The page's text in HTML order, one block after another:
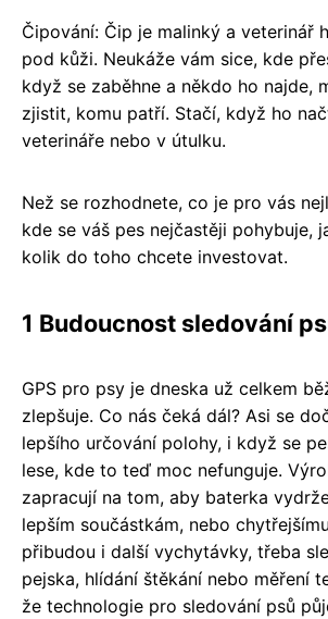
Čipování: Čip je malinký a veterinář
pod kůži. Neukáže vám sice, kde
když se zaběhne a někdo ho najde,
zjistit, komu patří. Stačí, když ho
veterináře nebo v útulku.
Než se rozhodnete, co je pro vás
kde se váš pes nejčastěji pohybuje,
kolik do toho chcete investovat.
1 Budoucnost sledování
GPS pro psy je dneska už celkem
zlepšuje. Co nás čeká dál? Asi se
lepšího určování polohy, i když se
lese, kde to teď moc nefunguje.
zapracují na tom, aby baterka
lepším součástkám, nebo
přibudou i další vychytávky, třeba
pejska, hlídání štěkání nebo měření
že technologie pro sledování psů